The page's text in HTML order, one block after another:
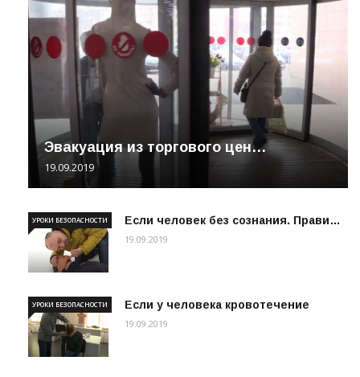
Эвакуация из торгового цен…
19.09.2019
Если человек без сознания. Прави…
УРОКИ БЕЗОПАСНОСТИ
19.09.2019
Если у человека кровотечение
УРОКИ БЕЗОПАСНОСТИ
19.09.2019